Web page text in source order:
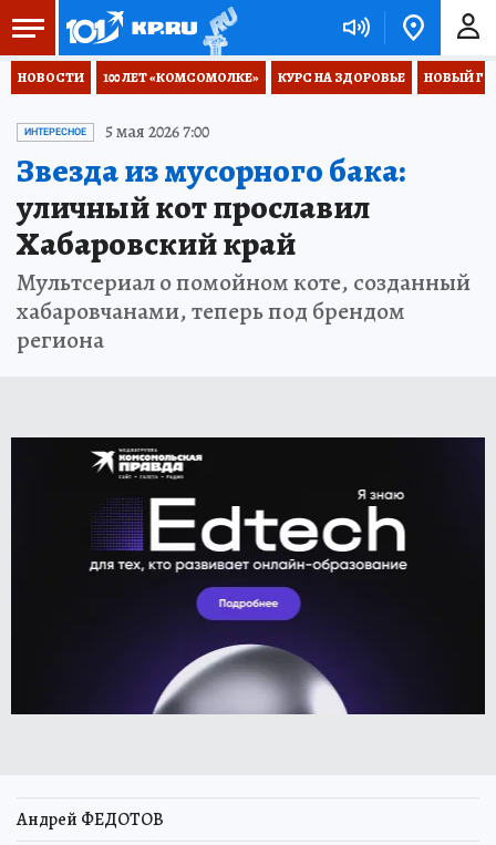
НОВОСТИ 100 ЛЕТ «КОМСОМОЛКЕ» КУРС НА ЗДОРОВЬЕ НОВЫЙ
ИНТЕРЕСНОЕ 5 мая 2026 7:00
Звезда из мусорного бака:
уличный кот прославил
Хабаровский край
Мультсериал о помойном коте, созданный
хабаровчанами, теперь под брендом
региона
Андрей ФЕДОТОВ